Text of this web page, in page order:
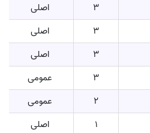
3
اصلی
3
اصلی
3
اصلی
3
عمومی
2
عمومی
1
اصلی